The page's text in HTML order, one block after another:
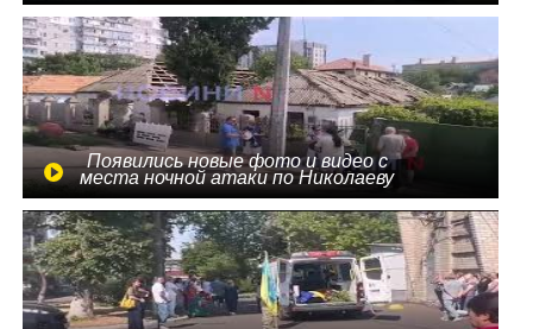
Появились новые фото и видео с
места ночной атаки по Николаеву